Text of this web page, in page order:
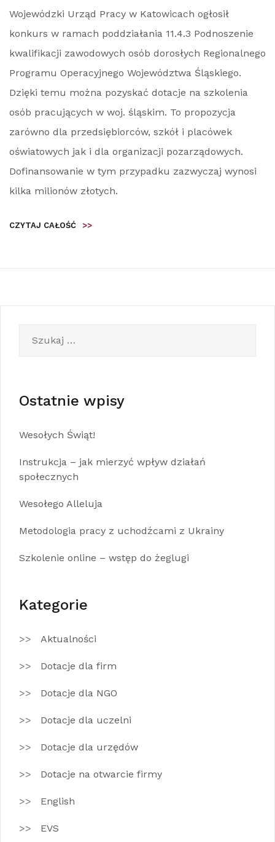
Wojewódzki Urząd Pracy w Katowicach ogłosił
konkurs w ramach poddziałania 11.4.3 Podnoszenie
kwalifikacji zawodowych osób dorosłych Regionalnego
Programu Operacyjnego Województwa Śląskiego.
Dzięki temu można pozyskać dotacje na szkolenia
osób pracujących w woj. śląskim. To propozycja
zarówno dla przedsiębiorców, szkół i placówek
oświatowych jak i dla organizacji pozarządowych.
Dofinansowanie w tym przypadku zazwyczaj wynosi
kilka milionów złotych.
CZYTAJ CAŁOŚĆ >>
Ostatnie wpisy
Wesołych Świąt!
Instrukcja – jak mierzyć wpływ działań
społecznych
Wesołego Alleluja
Metodologia pracy z uchodźcami z Ukrainy
Szkolenie online – wstęp do żeglugi
Kategorie
Aktualności
Dotacje dla firm
Dotacje dla NGO
Dotacje dla uczelni
Dotacje dla urzędów
Dotacje na otwarcie firmy
English
EVS